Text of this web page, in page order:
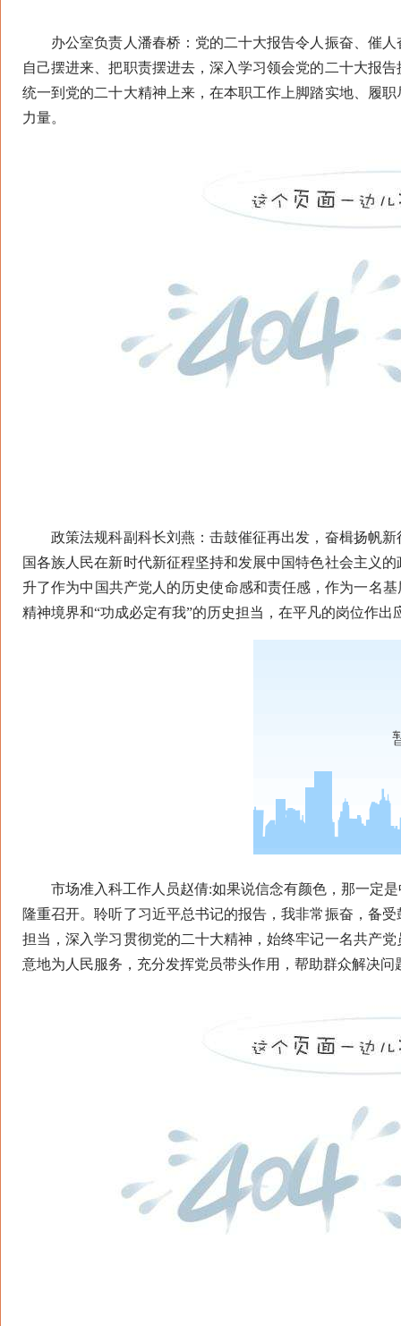
办公室负责人潘春桥：党的二十大报告令人振奋、催人
自己摆进来、把职责摆进去，深入学习领会党的二十大报
统一到党的二十大精神上来，在本职工作上脚踏实地、履
力量。
政策法规科副科长刘燕：击鼓催征再出发，奋楫扬帆新
国各族人民在新时代新征程坚持和发展中国特色社会主义
升了作为中国共产党人的历史使命感和责任感，作为一名
精神境界和“功成必定有我”的历史担当，在平凡的岗位作出
市场准入科工作人员赵倩:如果说信念有颜色，那一定是
隆重召开。聆听了习近平总书记的报告，我非常振奋，备
担当，深入学习贯彻党的二十大精神，始终牢记一名共产
意地为人民服务，充分发挥党员带头作用，帮助群众解决